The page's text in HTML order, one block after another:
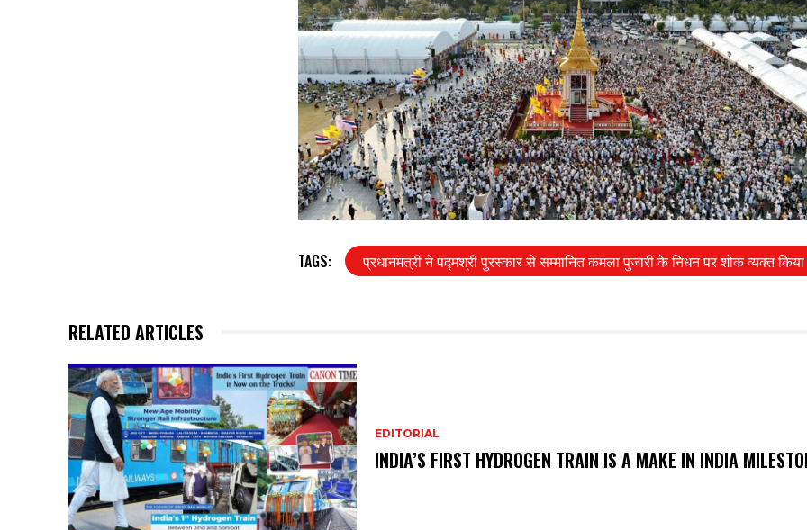
TAGS: प्रधानमंत्री ने पद्मश्री पुरस्कार से सम्मानित कमला पुजारी के निधन पर शोक व्यक्त किया
RELATED ARTICLES
EDITORIAL
INDIA’S FIRST HYDROGEN TRAIN IS A MAKE IN INDIA